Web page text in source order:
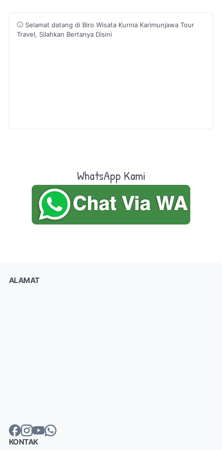
Selamat datang di Biro Wisata Kurnia Karimunjawa Tour
Travel, Silahkan Bertanya Disini
WhatsApp Kami
ALAMAT
KONTAK